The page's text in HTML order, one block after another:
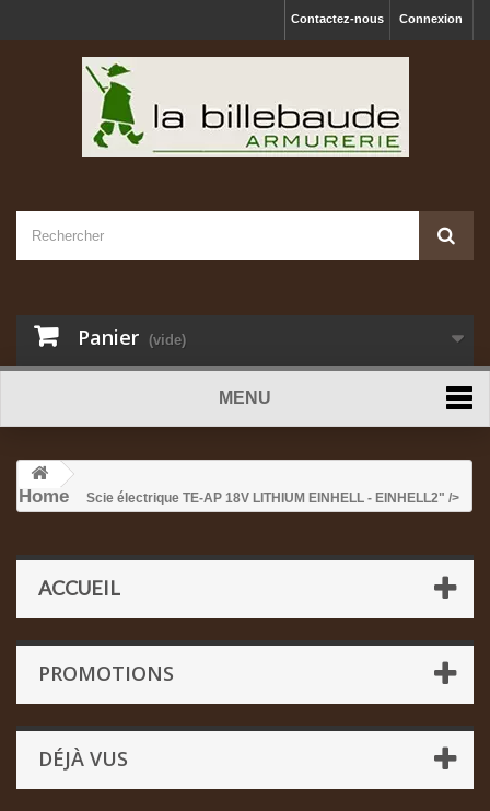
Connexion
Contactez-nous
Panier (vide)
MENU
Home Scie électrique TE-AP 18V LITHIUM EINHELL - EINHELL2" />
ACCUEIL
PROMOTIONS
DÉJÀ VUS